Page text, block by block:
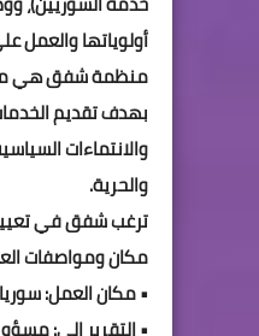
أولوياتها والعمل
منظمة شفق هي
بهدف تقديم
والانتماءات
والحرية.
ترغب شفق في
مكان ومواصفات
• مكان العمل:
• التقرير إلى: